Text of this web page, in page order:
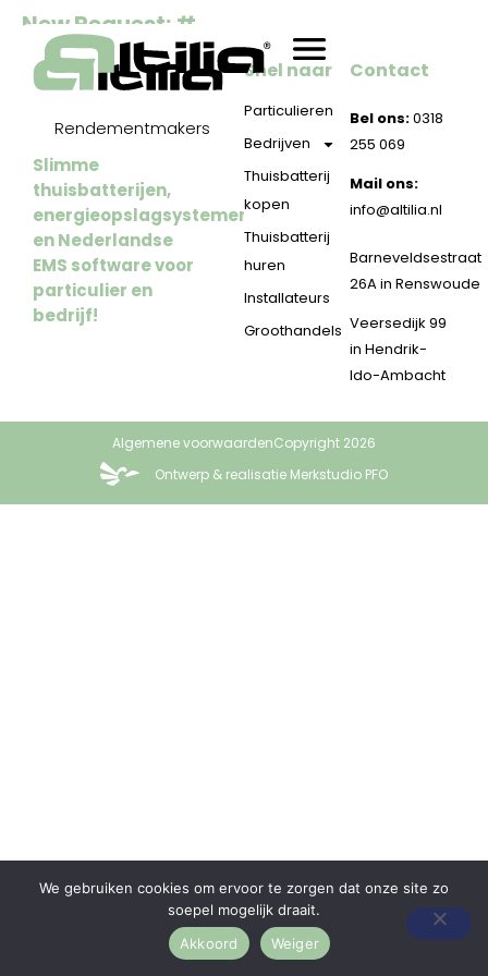
New Request: #
Rendementmakers
Slimme
thuisbatterijen,
energieopslagsystemen
en Nederlandse
EMS software voor
particulier en
bedrijf!
Snel naar
Particulieren
Bedrijven
Thuisbatterij
kopen
Thuisbatterij
huren
Installateurs
Groothandels
Contact
Bel ons:0318
255 069
Mail ons:
info@altilia.nl
Barneveldsestraat
26A in Renswoude
Veersedijk 99
in Hendrik-
Ido-Ambacht
Algemene voorwaardenCopyright 2026
Ontwerp & realisatie Merkstudio PFO
We gebruiken cookies om ervoor te zorgen dat onze site zo
soepel mogelijk draait.
Akkoord
Weiger